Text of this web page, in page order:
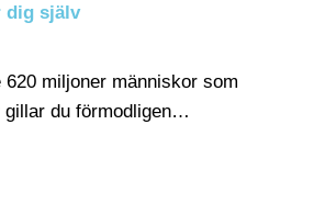
dig själv
miljoner människor som
gillar du förmodligen…